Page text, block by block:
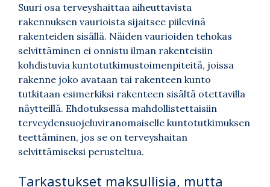
Suuri osa terveyshaittaa aiheuttavista
rakennuksen vaurioista sijaitsee piilevinä
rakenteiden sisällä. Näiden vaurioiden tehokas
selvittäminen ei onnistu ilman rakenteisiin
kohdistuvia kuntotutkimustoimenpiteitä, joissa
rakenne joko avataan tai rakenteen kunto
tutkitaan esimerkiksi rakenteen sisältä otettavilla
näytteillä. Ehdotuksessa mahdollistettaisiin
terveydensuojeluviranomaiselle kuntotutkimuksen
teettäminen, jos se on terveyshaitan
selvittämiseksi perusteltua.
Tarkastukset maksullisia, mutta